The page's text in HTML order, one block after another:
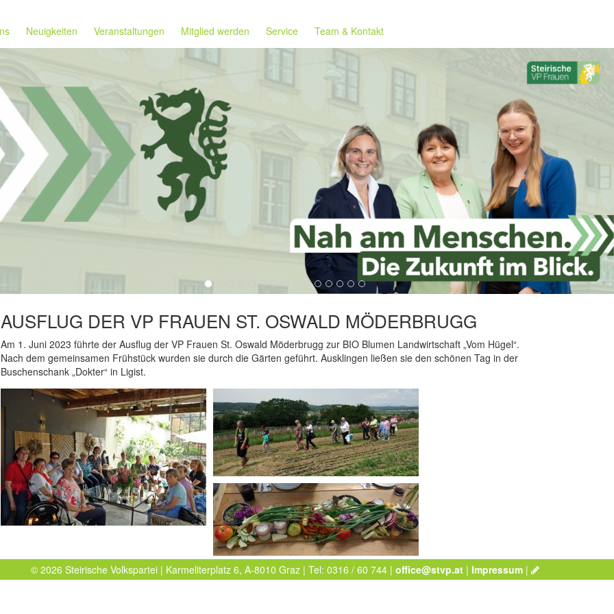
Neuigkeiten Veranstaltungen Mitglied werden Service Team & Kontakt
AUSFLUG DER VP FRAUEN ST. OSWALD MÖDERBRUGG
Am 1. Juni 2023 führte der Ausflug der VP Frauen St. Oswald Möderbrugg zur BIO Blumen Landwirtschaft „Vom Hügel“.
Nach dem gemeinsamen Frühstück wurden sie durch die Gärten geführt. Ausklingen ließen sie den schönen Tag in der
Buschenschank „Dokter“ in Ligist.
© 2026 Steirische Volkspartei | Karmeliterplatz 6, A-8010 Graz | Tel: 0316 / 60 744 |office@stvp.at |Impressum |